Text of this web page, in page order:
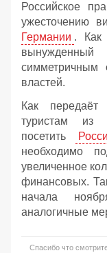
Российское
ужесточению
Германии . Как
симметричным
властей.
Как
туристам из
посетить
необходимо
увеличенное
финансовых.
начала
аналогичные
Спасибо что